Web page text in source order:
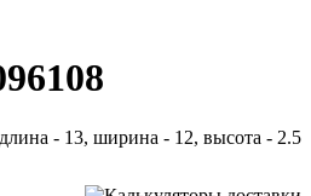
- 13, ширина - 12, высота - 2.5